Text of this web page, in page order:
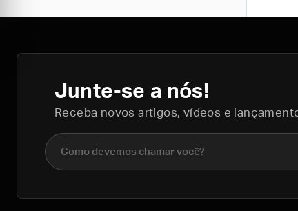
Junte-se a nós!
Receba novos artigos, vídeos e
Nome completo